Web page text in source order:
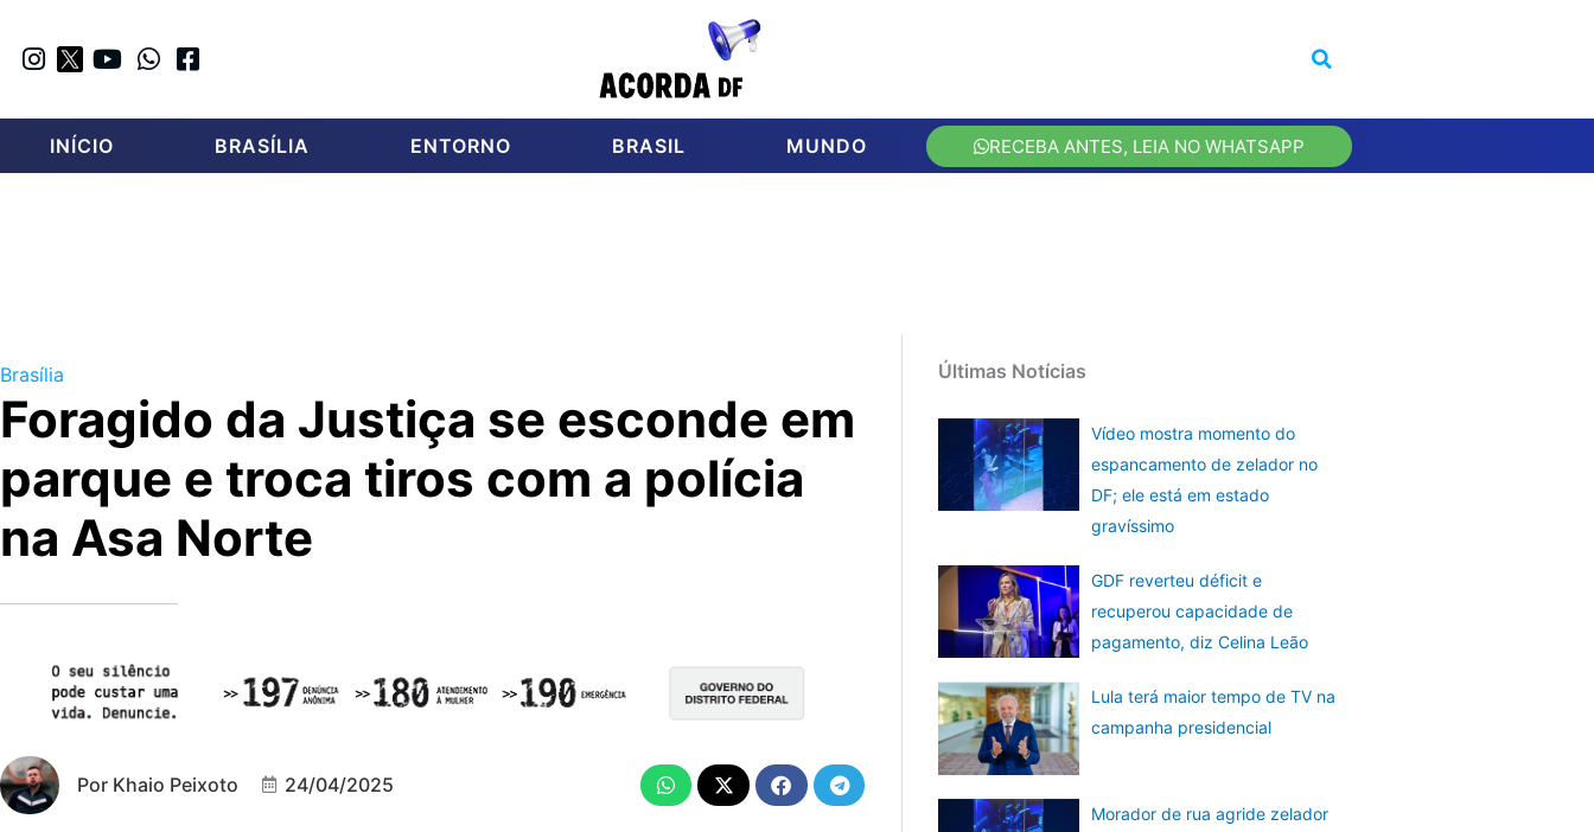
INÍCIO BRASÍLIA ENTORNO BRASIL MUNDO RECEBA ANTES, LEIA NO WHATSAPP
Brasília
Foragido da Justiça se esconde em
parque e troca tiros com a polícia
na Asa Norte
Por Khaio Peixoto 24/04/2025
Últimas Notícias
Vídeo mostra momento do
espancamento de zelador no
DF; ele está em estado
gravíssimo
GDF reverteu déficit e
recuperou capacidade de
pagamento, diz Celina Leão
Lula terá maior tempo de TV na
campanha presidencial
Morador de rua agride zelador